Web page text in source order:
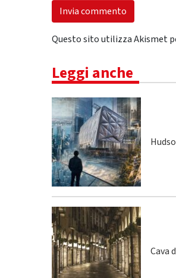
Questo sito utilizza Akismet
Leggi anche
Cava